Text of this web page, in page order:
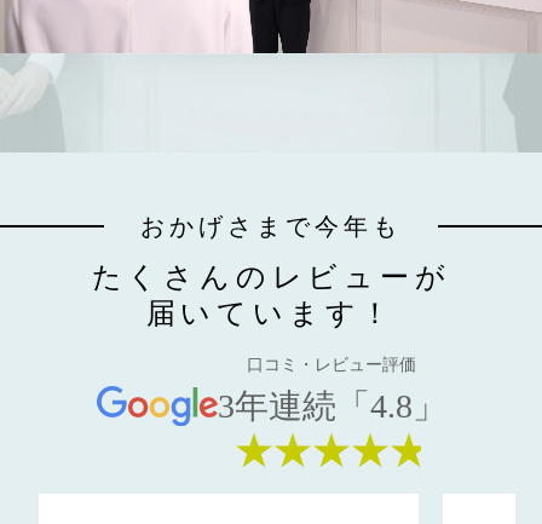
おかげさまで今年も
たくさんのレビューが
届いています！
口コミ・レビュー評価
3年連続「4.8」
★★★★★